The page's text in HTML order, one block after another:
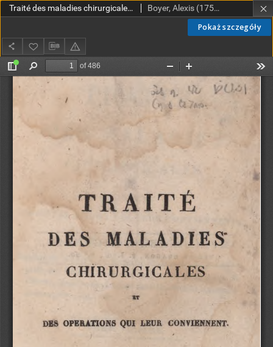
Pokaż szczegóły
Traité des maladies chirurgicales et des opérations qui leur conviennent. T.6 Boyer, Alexis (1757-1833)